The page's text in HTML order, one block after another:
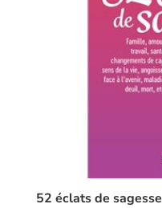
52 éclats de sagesse